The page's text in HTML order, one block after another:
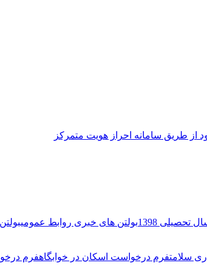
از طريق سامانه احراز هويت متمركز
تحصیلی 1398 بولتن های خبری روابط عمومی
سلامتفرم درخواست اسکان در خوابگاهفرم